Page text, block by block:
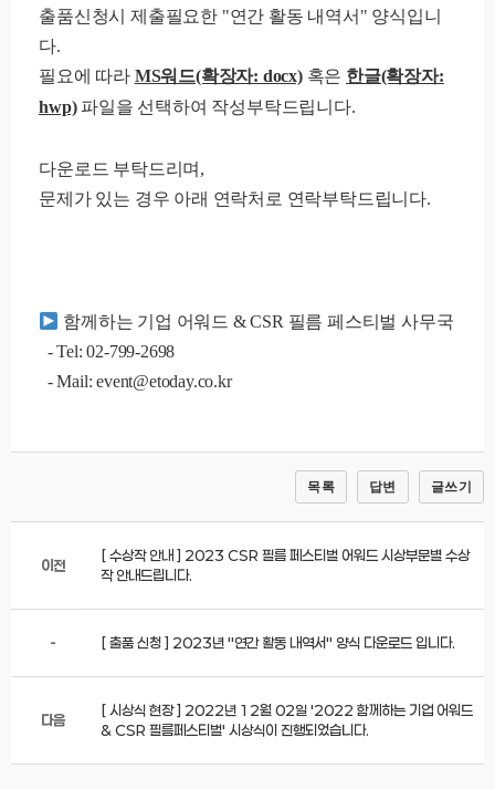
출품신청시 제출필요한 "연간 활동 내역서" 양식입니
다.
필요에 따라 MS워드(확장자: docx)혹은 한글(확장자:
hwp)파일을 선택하여 작성부탁드립니다.
다운로드 부탁드리며,
문제가 있는 경우 아래 연락처로 연락부탁드립니다.
함께하는 기업 어워드 & CSR 필름 페스티벌 사무국
- Tel: 02-799-2698
- Mail: event@etoday.co.kr
목록 답변 글쓰기
이전
[ 수상작 안내 ] 2023 CSR 필름 페스티벌 어워드 시상부문별 수상
작 안내드립니다.
- [ 출품 신청 ] 2023년 "연간 활동 내역서" 양식 다운로드 입니다.
다음
[ 시상식 현장 ] 2022년 12월 02일 '2022 함께하는 기업 어워드
& CSR 필름페스티벌' 시상식이 진행되었습니다.